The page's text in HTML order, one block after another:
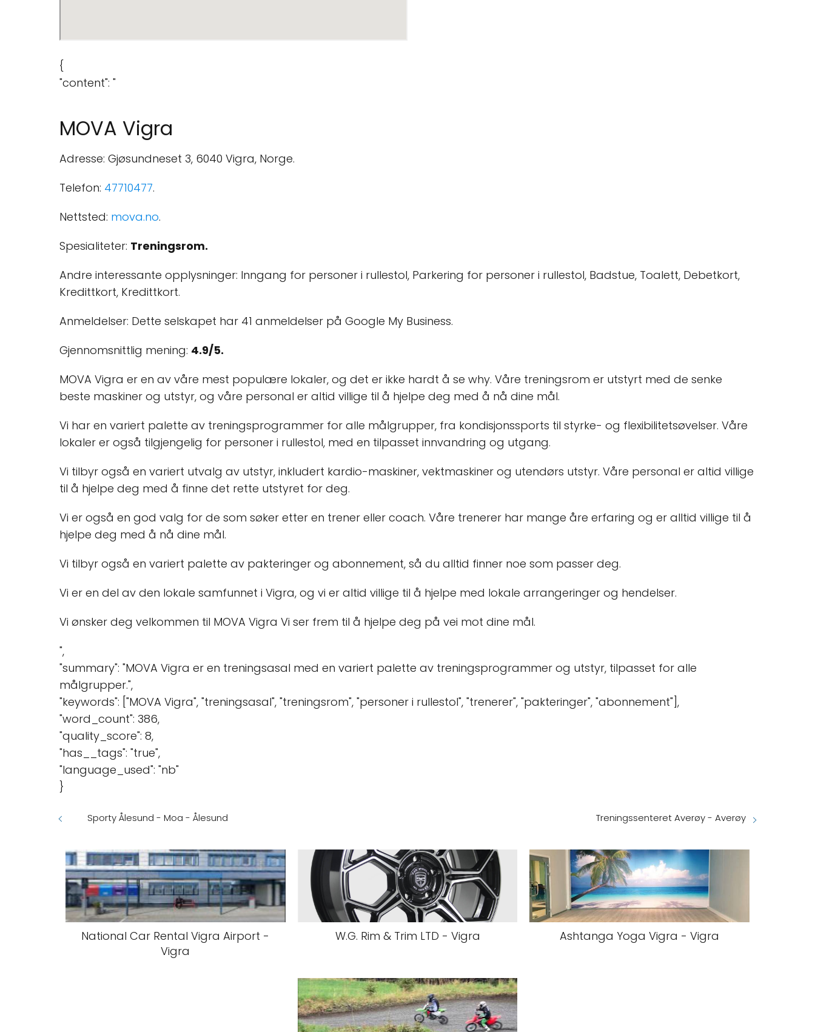
{
"content": "
MOVA Vigra
Adresse: Gjøsundneset 3, 6040 Vigra, Norge.
Telefon: 47710477.
Nettsted: mova.no.
Spesialiteter: Treningsrom.
Andre interessante opplysninger: Inngang for personer i rullestol, Parkering for personer i rullestol, Badstue, Toalett, Debetkort,
Kredittkort, Kredittkort.
Anmeldelser: Dette selskapet har 41 anmeldelser på Google My Business.
Gjennomsnittlig mening: 4.9/5.
MOVA Vigra er en av våre mest populære lokaler, og det er ikke hardt å se why. Våre treningsrom er utstyrt med de senke
beste maskiner og utstyr, og våre personal er altid villige til å hjelpe deg med å nå dine mål.
Vi har en variert palette av treningsprogrammer for alle målgrupper, fra kondisjonssports til styrke- og flexibilitetsøvelser. Våre
lokaler er også tilgjengelig for personer i rullestol, med en tilpasset innvandring og utgang.
Vi tilbyr også en variert utvalg av utstyr, inkludert kardio-maskiner, vektmaskiner og utendørs utstyr. Våre personal er altid villige
til å hjelpe deg med å finne det rette utstyret for deg.
Vi er også en god valg for de som søker etter en trener eller coach. Våre trenerer har mange åre erfaring og er alltid villige til å
hjelpe deg med å nå dine mål.
Vi tilbyr også en variert palette av pakteringer og abonnement, så du alltid finner noe som passer deg.
Vi er en del av den lokale samfunnet i Vigra, og vi er altid villige til å hjelpe med lokale arrangeringer og hendelser.
Vi ønsker deg velkommen til MOVA Vigra Vi ser frem til å hjelpe deg på vei mot dine mål.
",
"summary": "MOVA Vigra er en treningsasal med en variert palette av treningsprogrammer og utstyr, tilpasset for alle
målgrupper.",
"keywords": ["MOVA Vigra", "treningsasal", "treningsrom", "personer i rullestol", "trenerer", "pakteringer", "abonnement"],
"word_count": 386,
"quality_score": 8,
"has__tags": "true",
"language_used": "nb"
}
Sporty Ålesund - Moa - Ålesund Treningssenteret Averøy - Averøy
National Car Rental Vigra Airport -
Vigra
W.G. Rim & Trim LTD - Vigra Ashtanga Yoga Vigra - Vigra